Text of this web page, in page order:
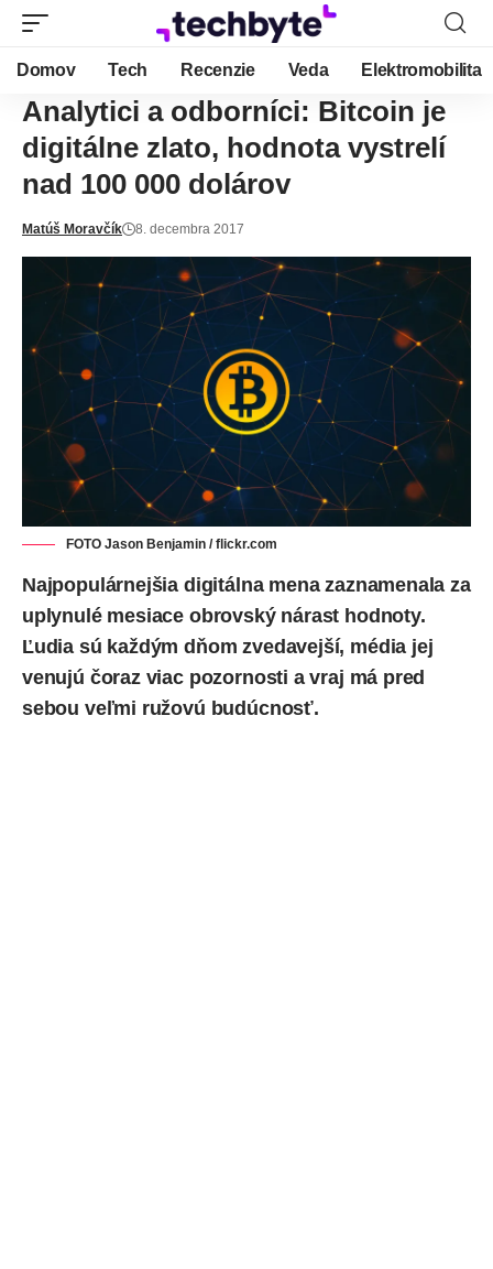
Domov Tech Recenzie Veda Elektromobilita
Analytici a odborníci: Bitcoin je
digitálne zlato, hodnota vystrelí
nad 100 000 dolárov
Matúš Moravčík 8. decembra 2017
FOTO Jason Benjamin / flickr.com
Najpopulárnejšia digitálna mena zaznamenala za
uplynulé mesiace obrovský nárast hodnoty.
Ľudia sú každým dňom zvedavejší, média jej
venujú čoraz viac pozornosti a vraj má pred
sebou veľmi ružovú budúcnosť.